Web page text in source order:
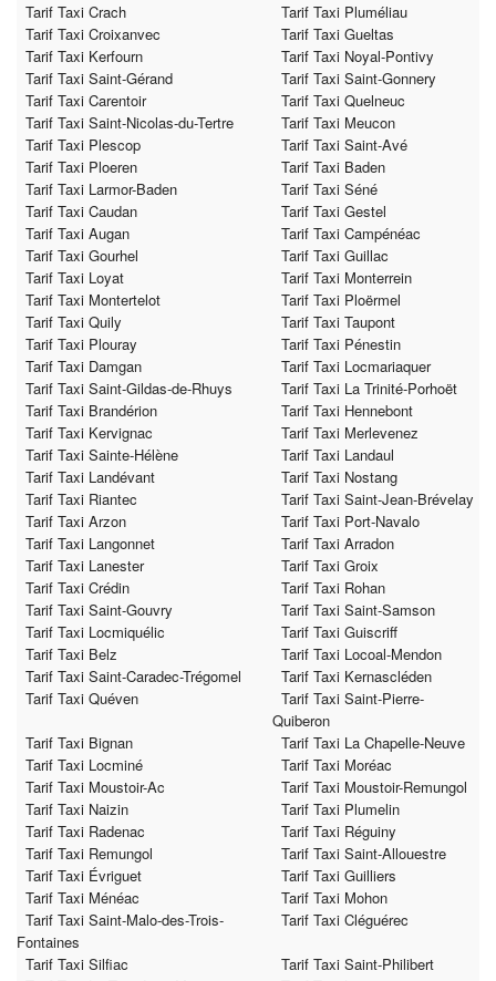
Tarif Taxi Crach
Tarif Taxi Pluméliau
Tarif Taxi Croixanvec
Tarif Taxi Gueltas
Tarif Taxi Kerfourn
Tarif Taxi Noyal-Pontivy
Tarif Taxi Saint-Gérand
Tarif Taxi Saint-Gonnery
Tarif Taxi Carentoir
Tarif Taxi Quelneuc
Tarif Taxi Saint-Nicolas-du-Tertre
Tarif Taxi Meucon
Tarif Taxi Plescop
Tarif Taxi Saint-Avé
Tarif Taxi Ploeren
Tarif Taxi Baden
Tarif Taxi Larmor-Baden
Tarif Taxi Séné
Tarif Taxi Caudan
Tarif Taxi Gestel
Tarif Taxi Augan
Tarif Taxi Campénéac
Tarif Taxi Gourhel
Tarif Taxi Guillac
Tarif Taxi Loyat
Tarif Taxi Monterrein
Tarif Taxi Montertelot
Tarif Taxi Ploërmel
Tarif Taxi Quily
Tarif Taxi Taupont
Tarif Taxi Plouray
Tarif Taxi Pénestin
Tarif Taxi Damgan
Tarif Taxi Locmariaquer
Tarif Taxi Saint-Gildas-de-Rhuys
Tarif Taxi La Trinité-Porhoët
Tarif Taxi Brandérion
Tarif Taxi Hennebont
Tarif Taxi Kervignac
Tarif Taxi Merlevenez
Tarif Taxi Sainte-Hélène
Tarif Taxi Landaul
Tarif Taxi Landévant
Tarif Taxi Nostang
Tarif Taxi Riantec
Tarif Taxi Saint-Jean-Brévelay
Tarif Taxi Arzon
Tarif Taxi Port-Navalo
Tarif Taxi Langonnet
Tarif Taxi Arradon
Tarif Taxi Lanester
Tarif Taxi Groix
Tarif Taxi Crédin
Tarif Taxi Rohan
Tarif Taxi Saint-Gouvry
Tarif Taxi Saint-Samson
Tarif Taxi Locmiquélic
Tarif Taxi Guiscriff
Tarif Taxi Belz
Tarif Taxi Locoal-Mendon
Tarif Taxi Saint-Caradec-Trégomel
Tarif Taxi Kernascléden
Tarif Taxi Quéven
Tarif Taxi Saint-Pierre-
Quiberon
Tarif Taxi Bignan
Tarif Taxi La Chapelle-Neuve
Tarif Taxi Locminé
Tarif Taxi Moréac
Tarif Taxi Moustoir-Ac
Tarif Taxi Moustoir-Remungol
Tarif Taxi Naizin
Tarif Taxi Plumelin
Tarif Taxi Radenac
Tarif Taxi Réguiny
Tarif Taxi Remungol
Tarif Taxi Saint-Allouestre
Tarif Taxi Évriguet
Tarif Taxi Guilliers
Tarif Taxi Ménéac
Tarif Taxi Mohon
Tarif Taxi Saint-Malo-des-Trois-
Fontaines
Tarif Taxi Cléguérec
Tarif Taxi Silfiac
Tarif Taxi Saint-Philibert